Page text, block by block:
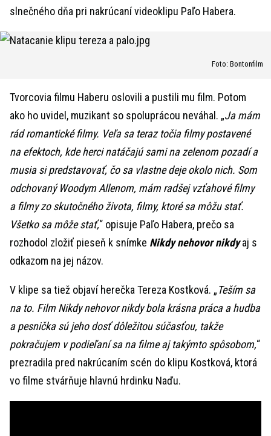
slnečného dňa pri nakrúcaní videoklipu Paľo Habera.
Foto: Bontonfilm
Tvorcovia filmu Haberu oslovili a pustili mu film. Potom
ako ho uvidel, muzikant so spoluprácou neváhal. „Ja mám
rád romantické filmy. Veľa sa teraz točia filmy postavené
na efektoch, kde herci natáčajú sami na zelenom pozadí a
musia si predstavovať, čo sa vlastne deje okolo nich. Som
odchovaný Woodym Allenom, mám radšej vzťahové filmy
a filmy zo skutočného života, filmy, ktoré sa môžu stať.
Všetko sa môže stať,“ opisuje Paľo Habera, prečo sa
rozhodol zložiť pieseň k snímke Nikdy nehovor nikdyaj s
odkazom na jej názov.
V klipe sa tiež objaví herečka Tereza Kostková. „Teším sa
na to. Film Nikdy nehovor nikdy bola krásna práca a hudba
a pesnička sú jeho dosť dôležitou súčasťou, takže
pokračujem v podieľaní sa na filme aj takýmto spôsobom,“
prezradila pred nakrúcaním scén do klipu Kostková, ktorá
vo filme stvárňuje hlavnú hrdinku Naďu.